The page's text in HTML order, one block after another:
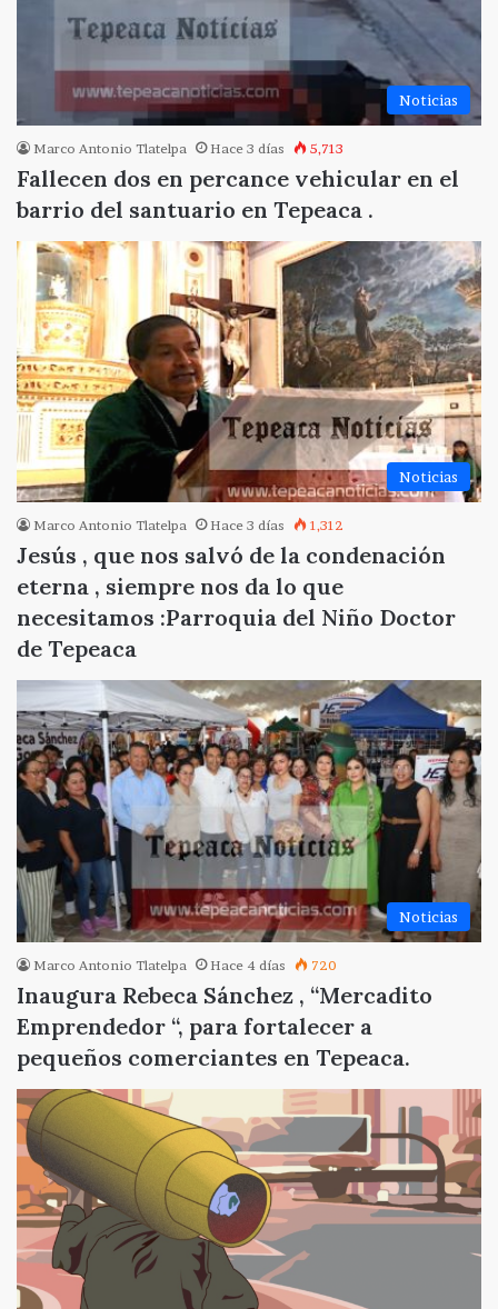
Noticias
Marco Antonio Tlatelpa Hace 3 días 5,713
Fallecen dos en percance vehicular en el
barrio del santuario en Tepeaca .
Noticias
Marco Antonio Tlatelpa Hace 3 días 1,312
Jesús , que nos salvó de la condenación
eterna , siempre nos da lo que
necesitamos :Parroquia del Niño Doctor
de Tepeaca
Noticias
Marco Antonio Tlatelpa Hace 4 días 720
Inaugura Rebeca Sánchez , “Mercadito
Emprendedor “, para fortalecer a
pequeños comerciantes en Tepeaca.